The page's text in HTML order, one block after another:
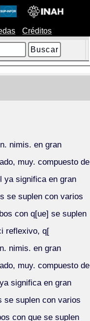
Créditos
nimis. en gran
muy. compuesto de
ya significa en gran
se suplen con varios
con q[ue] se suplen
reflexivo, q[
nimis. en gran
muy. compuesto de
significa en gran
se suplen con varios
con que se suplen